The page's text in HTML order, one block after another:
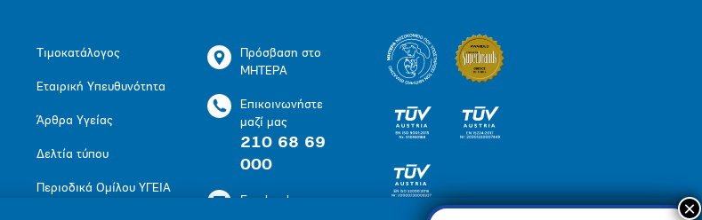
Τιμοκατάλογος
Εταιρική Υπευθυνότητα
Άρθρα Υγείας
Δελτία τύπου
Περιοδικά Ομίλου ΥΓΕΙΑ
Πρόσβαση στο
ΜΗΤΕΡΑ
Επικοινωνήστε
μαζί μας
210 68 69
000
Facebook